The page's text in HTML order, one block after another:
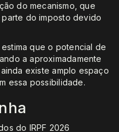
do mecanismo, que
do imposto devido
que o potencial de
a aproximadamente
existe amplo espaço
essa possibilidade.
do IRPF 2026